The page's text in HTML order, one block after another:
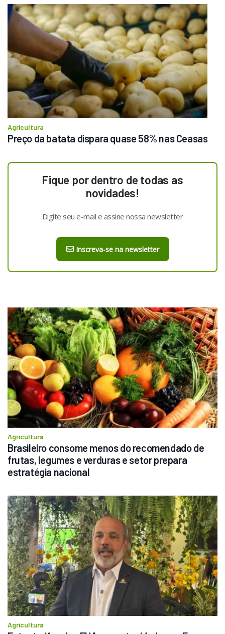
Agricultura
Preço da batata dispara quase 58% nas Ceasas
Fique por dentro de todas as
novidades!
Digite seu e-mail e assine nossa newsletter
Inscreva-se na newsletter
Agricultura
Brasileiro consome menos do recomendado de
frutas, legumes e verduras e setor prepara
estratégia nacional
Agricultura